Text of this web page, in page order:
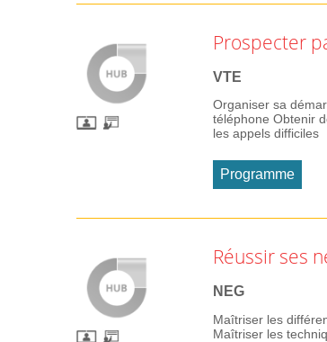
Prospecter
VTE
Organiser sa
téléphone Obtenir
les appels difficiles
Programme
Réussir ses
NEG
Maîtriser les
Maîtriser les